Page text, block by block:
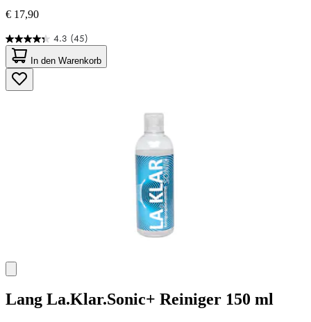
€ 17,90
4.3 (45)
4.3
von
5
Sternen.
45
In den Warenkorb
Lang La.Klar.Sonic+ Reiniger 150 ml